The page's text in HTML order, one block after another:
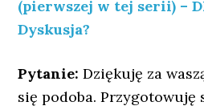
(pierwszej w tej serii) –
Dyskusja?
Pytanie: Dziękuję za
się podoba. Przygotowuję